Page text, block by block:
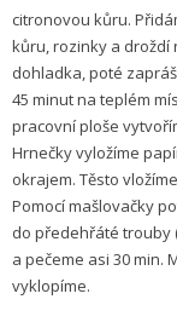
citronovou kůru.
kůru, rozinky a droždí
dohladka, poté
45 minut na teplém
pracovní ploše
Hrnečky vyložíme
okrajem. Těsto
Pomocí mašlovačky
do předehřáté trouby
a pečeme asi 30 min.
vyklopíme.